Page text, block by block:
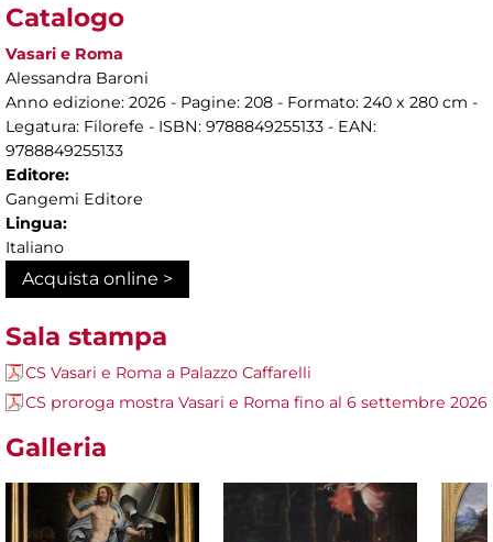
Catalogo
Vasari e Roma
Alessandra Baroni
Anno edizione: 2026 - Pagine: 208 - Formato: 240 x 280 cm -
Legatura: Filorefe - ISBN: 9788849255133 - EAN:
9788849255133
Editore:
Gangemi Editore
Lingua:
Italiano
Acquista online >
Sala stampa
CS Vasari e Roma a Palazzo Caffarelli
CS proroga mostra Vasari e Roma fino al 6 settembre 2026
Galleria